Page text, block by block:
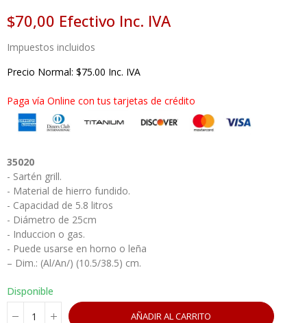
$70,00 Efectivo Inc. IVA
Impuestos incluidos
Precio Normal: $75.00 Inc. IVA
Paga vía Online con tus tarjetas de crédito
35020
- Sartén grill.​
- Material de hierro fundido.​
- Capacidad de 5.8 litros
- Diámetro de 25cm
- Induccion o gas.
- Puede usarse en horno o leña
– Dim.: (Al/An/) (10.5/38.5) cm.
Disponible
AÑADIR AL CARRITO